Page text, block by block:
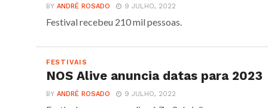
BY ANDRÉ ROSADO 9 JULHO, 2022
Festival recebeu 210 mil pessoas.
FESTIVAIS
NOS Alive anuncia datas para 2023
BY ANDRÉ ROSADO 9 JULHO, 2022